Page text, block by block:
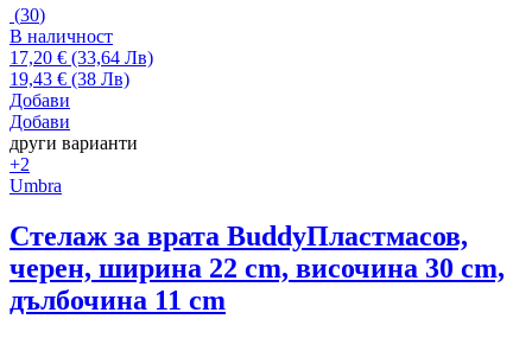
(30)
В наличност
17,20 € (33,64 Лв)
19,43 € (38 Лв)
Добави
Добави
други варианти
+2
Umbra
Стелаж за врата BuddyПластмасов,
черен, ширина 22 cm, височина 30 cm,
дълбочина 11 cm